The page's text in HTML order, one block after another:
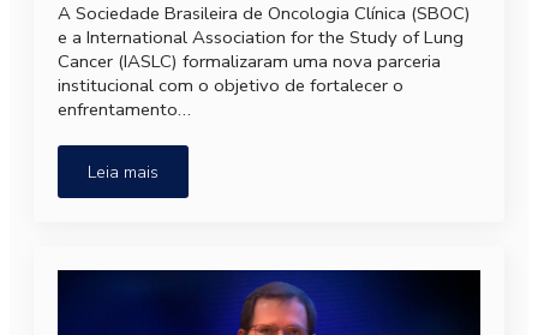
A Sociedade Brasileira de Oncologia Clínica (SBOC)
e a International Association for the Study of Lung
Cancer (IASLC) formalizaram uma nova parceria
institucional com o objetivo de fortalecer o
enfrentamento…
Leia mais